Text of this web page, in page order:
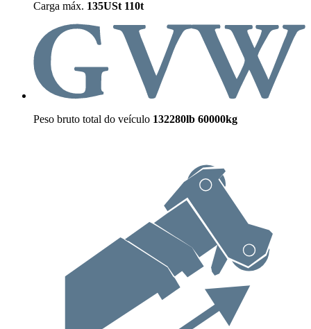
Carga máx. 135USt 110t
Peso bruto total do veículo 132280lb 60000kg